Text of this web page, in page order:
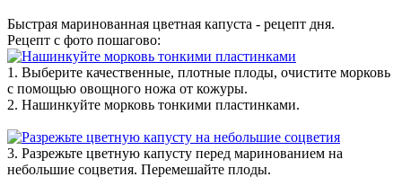
Быстрая маринованная цветная капуста - рецепт дня.
Рецепт с фото пошагово:
1. Выберите качественные, плотные плоды, очистите морковь
с помощью овощного ножа от кожуры.
2. Нашинкуйте морковь тонкими пластинками.
3. Разрежьте цветную капусту перед маринованием на
небольшие соцветия. Перемешайте плоды.